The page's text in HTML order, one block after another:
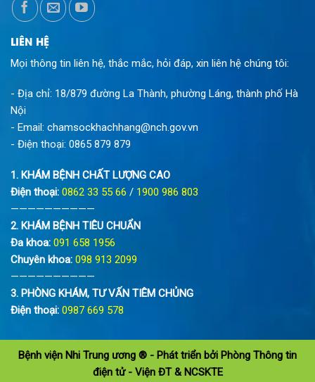
LIÊN HỆ
Mọi thông tin liên hệ, thắc mắc, hỏi đáp, xin liên hệ chúng tôi:
- Địa chỉ: 18/879 đường La Thành, phường Láng, thành phố Hà
Nội
- Email: chamsockhachhang@nch.gov.vn
- Điện thoại: 0865 879 879
1. KHÁM BỆNH CHẤT LƯỢNG CAO
Điện thoại: 0862 33 55 66 / 1900 986 803
——————————
2. KHÁM BỆNH TIÊU CHUẨN
Đa khoa: 091 658 1956
Chuyên khoa: 098 913 2099
——————————
3. PHÒNG KHÁM, TƯ VẤN TIÊM CHỦNG
Điện thoại: 0987 669 578
Bệnh viện Nhi Trung ương ® - Phát triển bởi Phòng Thông tin
điện tử - Viện ĐT & NCSKTE